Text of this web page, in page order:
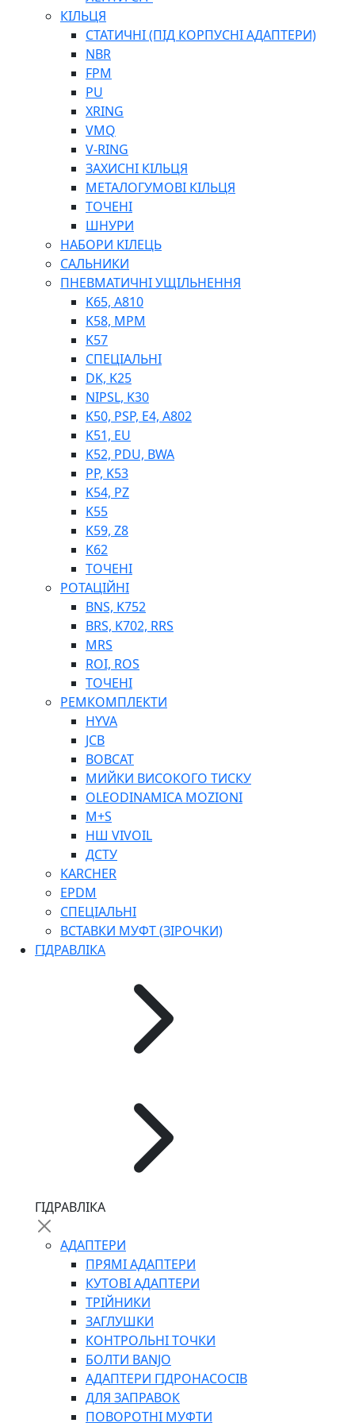
МУФТИ (НАСАДКИ) ДЛЯ ШПРИЦІВ
МАСЛЯНКИ, ЛІЙКИ
ПРЕС-МАСЛЯНКИ
ШЛАНГИ, ТРУБКИ
ШПРИЦИ МАСТИЛЬНІ
ТОСОЛ, АНТИФРИЗ
ОЛИВА-ПАЛИВО
ПОВІТРЯ-ВОДА
ДЛЯ ЗВАРЮВАННЯ
НАПІРНО-ВСМОКТУЮЧІ
ФІЛЬТРИ ДЛЯ ПАЛЬНОГО
ПІДДОНИ ДЛЯ БОЧОК
МОДУЛЬНІ АЗС
МЕТРОЛОГІЧНЕ ОБЛАДНАННЯ
ЛІЧИЛЬНИКИ І ВИТРАТОМІРИ ДЛЯ ПАЛЬНОГО
КОТУШКИ ДЛЯ ШЛАНГІВ
НАСОСИ ДЛЯ ПАЛЬНОГО
МОБІЛЬНІ КОЛОНКИ ТА КОМПЛЕКТИ ЗАПРАВКИ
СТАЦІОНАРНІ КОЛОНКИ
ПІСТОЛЕТИ
КОМПЛЕКТУЮЧІ ДЛЯ РУКАВІВ ВИСОКОГО ТИСКУ
ФІТИНГИ ДІАГНОСТИЧНІ
АКСЕСУАРИ
ТРУБКИ ТА КОМПЛЕКТУЮЧІ
ФІТИНГИ ГІДРАВЛІЧНІ
ФІТИНГИ КОНДИЦІОНЕРНІ
ЗАХИСТ РУКАВІВ
ФІТИНГИ KARCHER
ФІТИНГИ НА ПІДЙОМ КАБІНИ
СИЛОВІ
ДРОТЯНІ
ПРУЖИННІ
НЕЙЛОНОВІ
ПРОРЕЗИНЕНІ
АВТОТОВАРИ
КІЛЬЦЯ
СТАТИЧНІ (ПІД КОРПУСНІ АДАПТЕРИ)
NBR
FPM
PU
XRING
VMQ
V-RING
ЗАХИСНІ КІЛЬЦЯ
МЕТАЛОГУМОВІ КІЛЬЦЯ
ТОЧЕНІ
ШНУРИ
НАБОРИ КІЛЕЦЬ
САЛЬНИКИ
ПНЕВМАТИЧНІ УЩІЛЬНЕННЯ
K65, A810
K58, MPM
K57
СПЕЦІАЛЬНІ
DK, K25
NIPSL, K30
K50, PSP, E4, A802
K51, EU
K52, PDU, BWA
PP, K53
K54, PZ
K55
K59, Z8
K62
ТОЧЕНІ
РОТАЦІЙНІ
BNS, K752
BRS, K702, RRS
MRS
ROI, ROS
ТОЧЕНІ
РЕМКОМПЛЕКТИ
HYVA
JCB
BOBCAT
МИЙКИ ВИСОКОГО ТИСКУ
OLEODINAMICA MOZIONI
M+S
НШ VIVOIL
ДСТУ
KARCHER
EPDM
СПЕЦІАЛЬНІ
ВСТАВКИ МУФТ (ЗІРОЧКИ)
ГІДРАВЛІКА
ГІДРАВЛІКА
АДАПТЕРИ
ПРЯМІ АДАПТЕРИ
КУТОВІ АДАПТЕРИ
ТРІЙНИКИ
ЗАГЛУШКИ
КОНТРОЛЬНІ ТОЧКИ
БОЛТИ BANJO
АДАПТЕРИ ГІДРОНАСОСІВ
ДЛЯ ЗАПРАВОК
ПОВОРОТНІ МУФТИ